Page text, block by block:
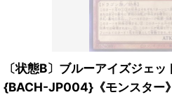
〔状態B〕ブルーアイズジェッ
{BACH-JP004}《モンスター》